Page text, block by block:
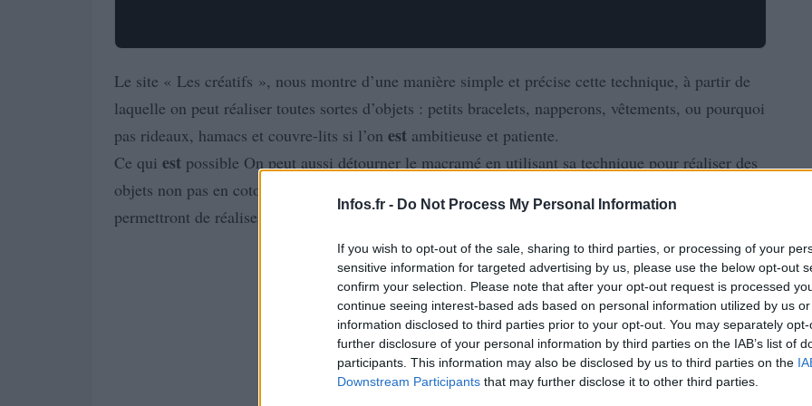
Infos.fr - Do Not Process My Personal Information
If you wish to opt-out of the sale, sharing to third parties, or processing of your
sensitive information for targeted advertising by us, please use the below opt-out
confirm your selection. Please note that after your opt-out request is processed
continue seeing interest-based ads based on personal information utilized by us
information disclosed to third parties prior to your opt-out. You may separately
further disclosure of your personal information by third parties on the IAB’s list of
participants. This information may also be disclosed by us to third parties on the
Downstream Participants that may further disclose it to other third parties.
Le site « Les créatifs », nous montre d’une manière simple et précise cette technique, à partir de
laquelle on peut réaliser toutes sortes d’objets : petits bracelets, napperons, vêtements, ou pourquoi
pas rideaux, hamacs et couvre-lits si l’on est ambitieuse et patiente.
Ce qui est possible On peut aussi détourner le macramé en utilisant sa technique pour réaliser des
objets non pas en coton, en ficelle ou en corde, mais en fils plastiques ou métalliques qui
permettront de réaliser des objets décoratifs suivant votre créativité.